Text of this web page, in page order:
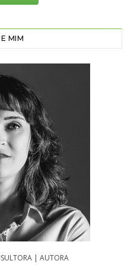
MIM
| AUTORA